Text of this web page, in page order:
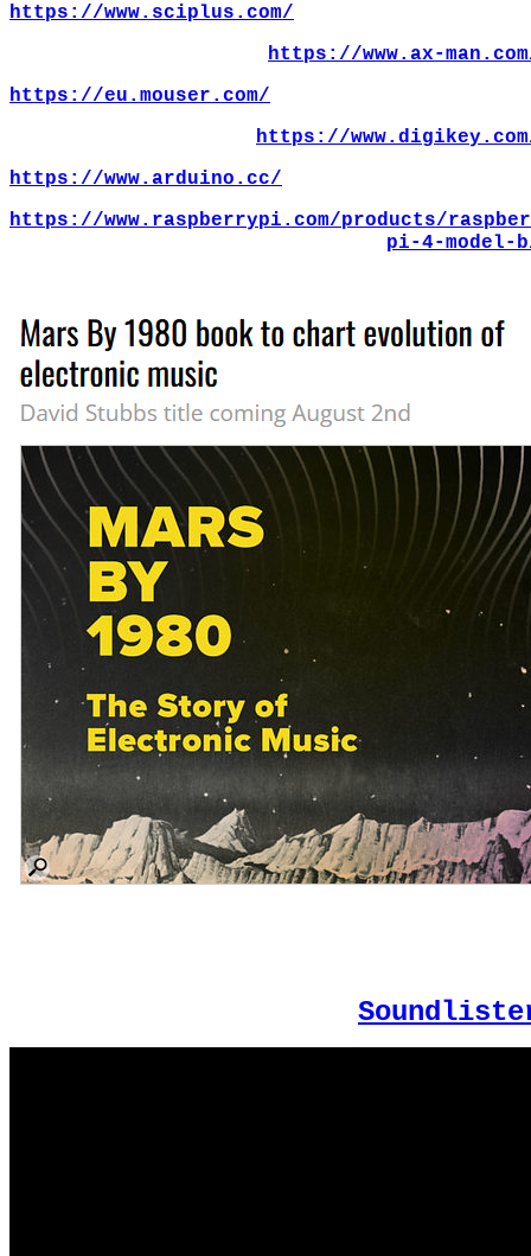
https://www.sciplus.com/
https://www.ax-
https://eu.mouser.com/
https://
https://www.arduino.cc/
https://www.raspberrypi.com/products/
pi-4-model-